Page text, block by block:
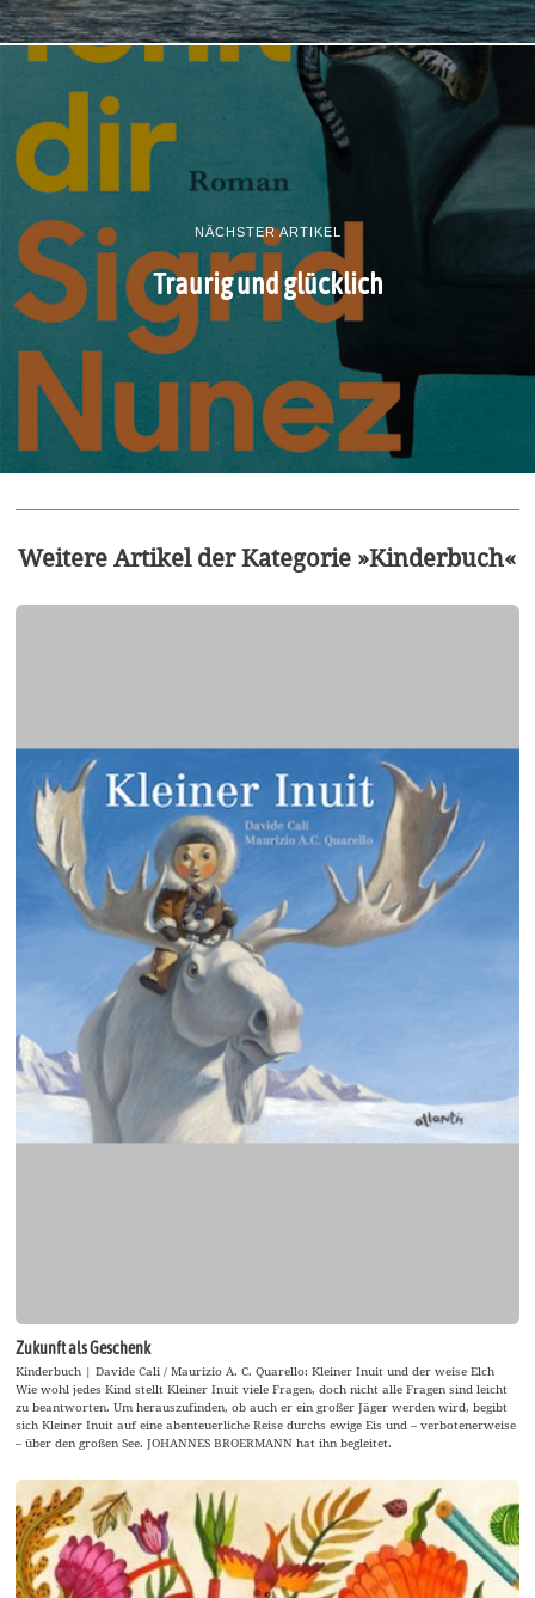
NÄCHSTER ARTIKEL
Traurig und glücklich
Weitere Artikel der Kategorie »Kinderbuch«
Zukunft als Geschenk
Kinderbuch | Davide Cali / Maurizio A. C. Quarello: Kleiner Inuit und der weise Elch
Wie wohl jedes Kind stellt Kleiner Inuit viele Fragen, doch nicht alle Fragen sind leicht
zu beantworten. Um herauszufinden, ob auch er ein großer Jäger werden wird, begibt
sich Kleiner Inuit auf eine abenteuerliche Reise durchs ewige Eis und – verbotenerweise
– über den großen See. JOHANNES BROERMANN hat ihn begleitet.